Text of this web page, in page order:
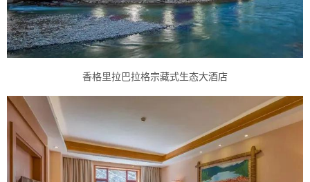
香格里拉巴拉格宗藏式生态大酒店